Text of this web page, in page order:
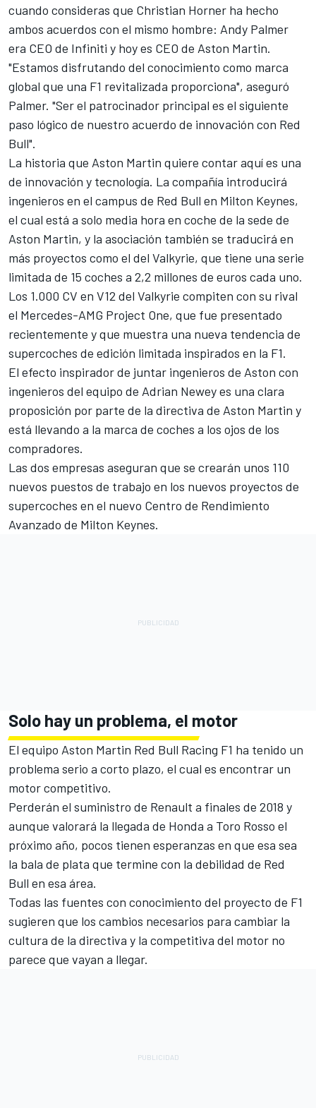
cuando consideras que Christian Horner ha hecho
ambos acuerdos con el mismo hombre: Andy Palmer
era CEO de Infiniti y hoy es CEO de Aston Martin.
"Estamos disfrutando del conocimiento como marca
global que una F1 revitalizada proporciona", aseguró
Palmer. "Ser el patrocinador principal es el siguiente
paso lógico de nuestro acuerdo de innovación con Red
Bull".
La historia que Aston Martin quiere contar aquí es una
de innovación y tecnología. La compañía introducirá
ingenieros en el campus de Red Bull en Milton Keynes,
el cual está a solo media hora en coche de la sede de
Aston Martin, y la asociación también se traducirá en
más proyectos como el del Valkyrie, que tiene una serie
limitada de 15 coches a 2,2 millones de euros cada uno.
Los 1.000 CV en V12 del Valkyrie compiten con su rival
el Mercedes-AMG Project One, que fue presentado
recientemente y que muestra una nueva tendencia de
supercoches de edición limitada inspirados en la F1.
El efecto inspirador de juntar ingenieros de Aston con
ingenieros del equipo de Adrian Newey es una clara
proposición por parte de la directiva de Aston Martin y
está llevando a la marca de coches a los ojos de los
compradores.
Las dos empresas aseguran que se crearán unos 110
nuevos puestos de trabajo en los nuevos proyectos de
supercoches en el nuevo Centro de Rendimiento
Avanzado de Milton Keynes.
Solo hay un problema, el motor
El equipo Aston Martin Red Bull Racing F1 ha tenido un
problema serio a corto plazo, el cual es encontrar un
motor competitivo.
Perderán el suministro de Renault a finales de 2018 y
aunque valorará la llegada de Honda a Toro Rosso el
próximo año, pocos tienen esperanzas en que esa sea
la bala de plata que termine con la debilidad de Red
Bull en esa área.
Todas las fuentes con conocimiento del proyecto de F1
sugieren que los cambios necesarios para cambiar la
cultura de la directiva y la competitiva del motor no
parece que vayan a llegar.